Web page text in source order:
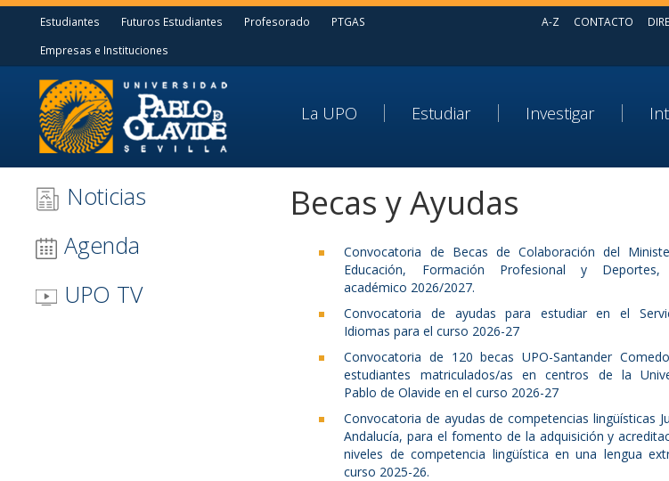
Estudiantes Futuros Estudiantes Profesorado
PTGAS
Empresas e Instituciones
A-Z CONTACTO
La UPO Estudiar Investigar
Noticias
Agenda
UPO TV
Becas y Ayudas
Convocatoria de Becas de Colaboración del
Educación, Formación Profesional y Deportes,
académico 2026/2027.
Convocatoria de ayudas para estudiar en el
Idiomas para el curso 2026-27
Convocatoria de 120 becas UPO-Santander
estudiantes matriculados/as en centros de la
Pablo de Olavide en el curso 2026-27
Convocatoria de ayudas de competencias lingüísticas
Andalucía, para el fomento de la adquisición y
niveles de competencia lingüística en una lengua
curso 2025-26.